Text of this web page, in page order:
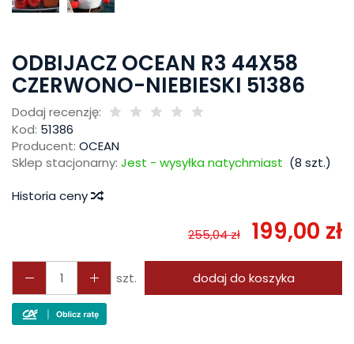
ODBIJACZ OCEAN R3 44X58
CZERWONO-NIEBIESKI 51386
Dodaj recenzję:
Kod: 51386
Producent: OCEAN
Sklep stacjonarny: Jest - wysyłka natychmiast (8 szt.)
Historia ceny
255,04 zł 199,00 zł
szt. dodaj do koszyka